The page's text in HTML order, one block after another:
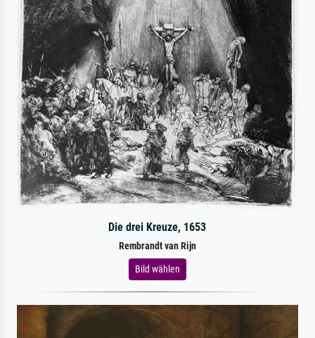
Die drei Kreuze, 1653
Rembrandt van Rijn
Bild wählen